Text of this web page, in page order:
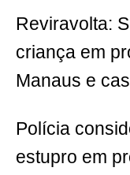
Reviravolta:
criança em
Manaus e
Polícia
estupro em